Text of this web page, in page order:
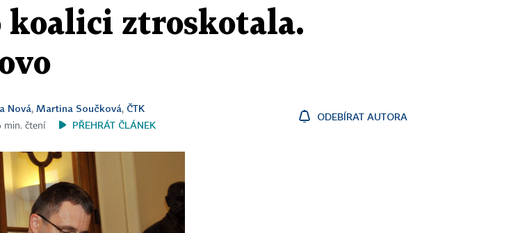
koalici ztroskotala.
Nová, Martina Součková, ČTK
min. čtení PŘEHRÁT ČLÁNEK
ODEBÍRAT AUTORA